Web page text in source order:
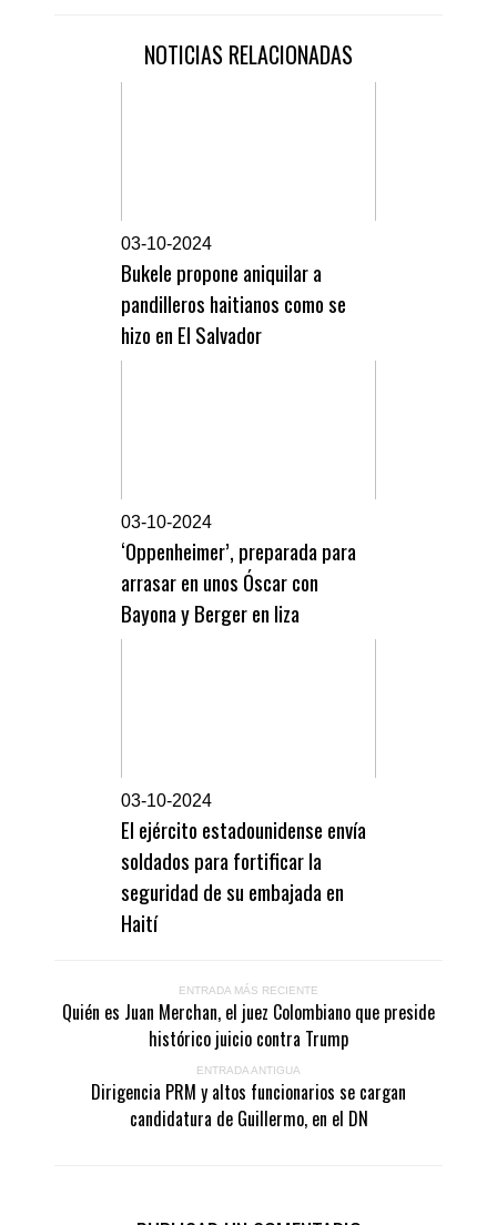
NOTICIAS RELACIONADAS
03-10-2024
Bukele propone aniquilar a
pandilleros haitianos como se
hizo en El Salvador
03-10-2024
‘Oppenheimer’, preparada para
arrasar en unos Óscar con
Bayona y Berger en liza
03-10-2024
El ejército estadounidense envía
soldados para fortificar la
seguridad de su embajada en
Haití
ENTRADA MÁS RECIENTE
Quién es Juan Merchan, el juez Colombiano que preside
histórico juicio contra Trump
ENTRADA ANTIGUA
Dirigencia PRM y altos funcionarios se cargan
candidatura de Guillermo, en el DN